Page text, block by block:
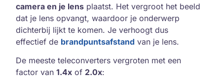
camera en je lens plaatst. Het vergroot het beeld
dat je lens opvangt, waardoor je onderwerp
dichterbij lijkt te komen. Je verhoogt dus
effectief de brandpuntsafstand van je lens.
De meeste teleconverters vergroten met een
factor van 1.4x of 2.0x: